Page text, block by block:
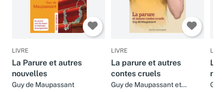
LIVRE
La Parure et autres
nouvelles
Guy de Maupassant
LIVRE
La parure et autres
contes cruels
Guy de Maupassant et
La